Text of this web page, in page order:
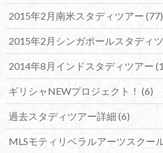
2015年2月南米スタディツアー (77)
2015年2月シンガポールスタディ
2014年8月インドスタディツアー
ギリシャNEWプロジェクト！ (6)
過去スタディツアー詳細 (6)
MLSモティリベラルアーツスクー